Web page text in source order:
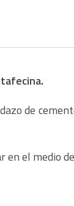
de
el medio